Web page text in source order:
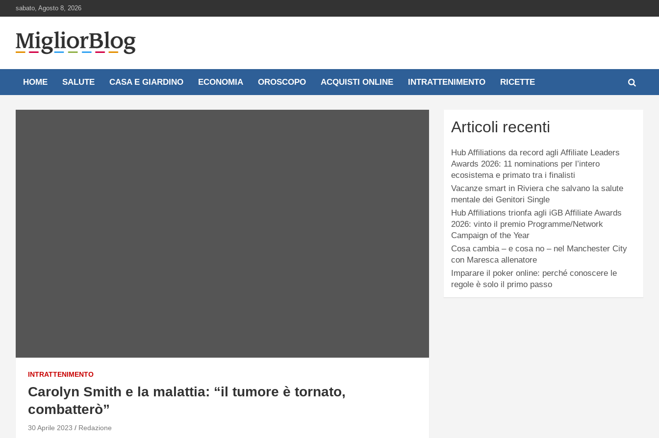
to
sabato, Agosto 8, 2026
MigliorBlog.it
HOME SALUTE CASA E GIARDINO ECONOMIA OROSCOPO ACQUISTI ONLINE INTRATTENIMENTO RICETTE
INTRATTENIMENTO
Carolyn Smith e la malattia: “il tumore è tornato,
combatterò”
30 Aprile 2023 Redazione
Articoli recenti
Hub Affiliations da record agli Affiliate Leaders
Awards 2026: 11 nominations per l’intero
ecosistema e primato tra i finalisti
Vacanze smart in Riviera che salvano la salute
mentale dei Genitori Single
Hub Affiliations trionfa agli iGB Affiliate Awards
2026: vinto il premio Programme/Network
Campaign of the Year
Cosa cambia – e cosa no – nel Manchester City
con Maresca allenatore
Imparare il poker online: perché conoscere le
regole è solo il primo passo